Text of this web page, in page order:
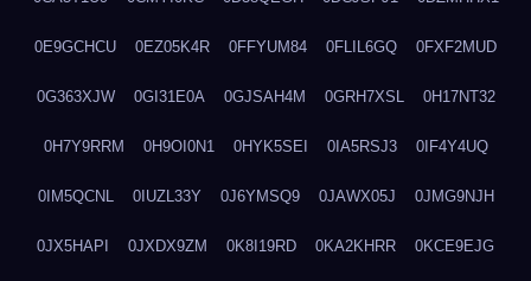
0E9GCHCU 0EZ05K4R 0FFYUM84 0FLIL6GQ 0FXF2MUD
0G363XJW 0GI31E0A 0GJSAH4M 0GRH7XSL 0H17NT32
0H7Y9RRM 0H9OI0N1 0HYK5SEI 0IA5RSJ3 0IF4Y4UQ
0IM5QCNL 0IUZL33Y 0J6YMSQ9 0JAWX05J 0JMG9NJH
0JX5HAPI 0JXDX9ZM 0K8I19RD 0KA2KHRR 0KCE9EJG